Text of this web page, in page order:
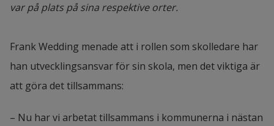
var på plats på sina respektive orter.
Frank Wedding menade att i rollen som skolledare har
han utvecklingsansvar för sin skola, men det viktiga är
att göra det tillsammans:
– Nu har vi arbetat tillsammans i kommunerna i nästan